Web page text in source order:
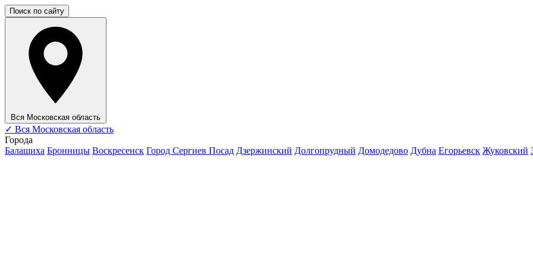
Поиск по сайту
Вся Московская область
✓ Вся Московская область
Города
Балашиха Бронницы Воскресенск Город Сергиев Посад Дзержинский Долгопрудный Домодедово Дубна Егорьевск Жуковский